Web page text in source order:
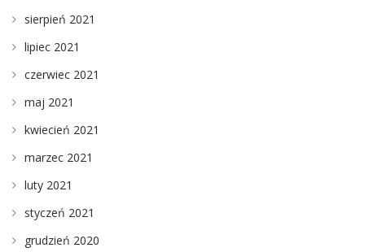
sierpień 2021
lipiec 2021
czerwiec 2021
maj 2021
kwiecień 2021
marzec 2021
luty 2021
styczeń 2021
grudzień 2020